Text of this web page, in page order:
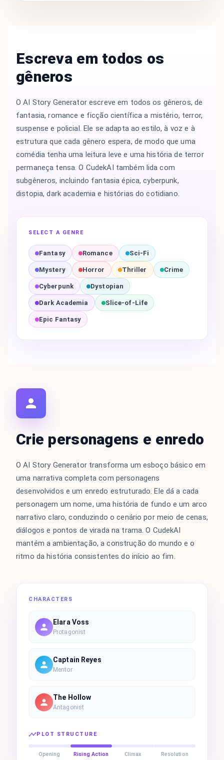
SELECT A GENRE
Fantasy Romance Sci-Fi
Mystery Horror Thriller Crime
Cyberpunk Dystopian
Dark Academia Slice-of-Life
Epic Fantasy
Escreva em todos os
gêneros
O AI Story Generator escreve em todos os gêneros, de
fantasia, romance e ficção científica a mistério, terror,
suspense e policial. Ele se adapta ao estilo, à voz e à
estrutura que cada gênero espera, de modo que uma
comédia tenha uma leitura leve e uma história de terror
permaneça tensa. O CudekAI também lida com
subgêneros, incluindo fantasia épica, cyberpunk,
distopia, dark academia e histórias do cotidiano.
Crie personagens e enredo
O AI Story Generator transforma um esboço básico em
uma narrativa completa com personagens
desenvolvidos e um enredo estruturado. Ele dá a cada
personagem um nome, uma história de fundo e um arco
narrativo claro, conduzindo o cenário por meio de cenas,
diálogos e pontos de virada na trama. O CudekAI
mantém a ambientação, a construção do mundo e o
ritmo da história consistentes do início ao fim.
CHARACTERS
Elara Voss
Protagonist
Captain Reyes
Mentor
The Hollow
Antagonist
PLOT STRUCTURE
Opening Rising Action Climax Resolution